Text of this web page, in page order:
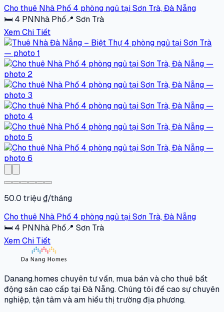
Cho thuê Nhà Phố 4 phòng ngủ tại Sơn Trà, Đà Nẵng
🛏 4 PNNhà Phố📍 Sơn Trà
Xem Chi Tiết
50.0 triệu ₫/tháng
Cho thuê Nhà Phố 4 phòng ngủ tại Sơn Trà, Đà Nẵng
🛏 4 PNNhà Phố📍 Sơn Trà
Xem Chi Tiết
Danang.homes chuyên tư vấn, mua bán và cho thuê bất
động sản cao cấp tại Đà Nẵng. Chúng tôi đề cao sự chuyên
nghiệp, tận tâm và am hiểu thị trường địa phương.